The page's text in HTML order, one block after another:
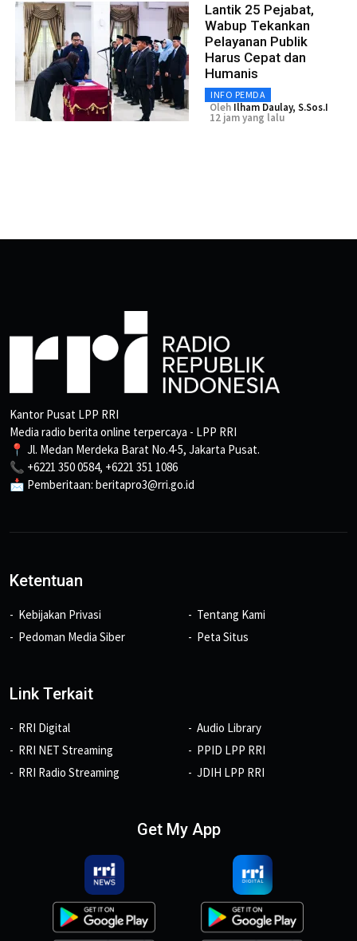
Lantik 25 Pejabat,
Wabup Tekankan
Pelayanan Publik
Harus Cepat dan
Humanis
INFO PEMDA
Oleh Ilham Daulay, S.Sos.I
12 jam yang lalu
Kantor Pusat LPP RRI
Media radio berita online terpercaya - LPP RRI
📍 Jl. Medan Merdeka Barat No.4-5, Jakarta Pusat.
📞 +6221 350 0584, +6221 351 1086
📩 Pemberitaan: beritapro3@rri.go.id
Ketentuan
Kebijakan Privasi
Pedoman Media Siber
Tentang Kami
Peta Situs
Link Terkait
RRI Digital
RRI NET Streaming
RRI Radio Streaming
Audio Library
PPID LPP RRI
JDIH LPP RRI
Get My App